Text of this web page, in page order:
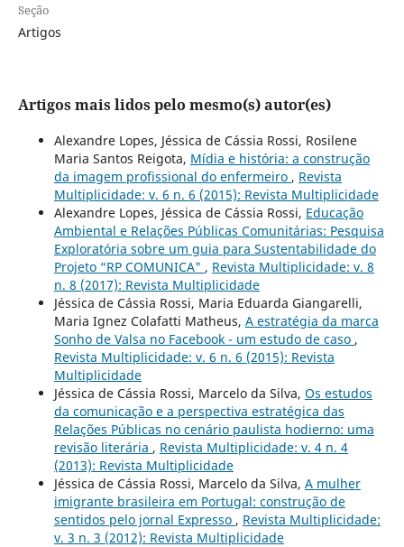
Seção
Artigos
Artigos mais lidos pelo mesmo(s) autor(es)
Alexandre Lopes, Jéssica de Cássia Rossi, Rosilene
Maria Santos Reigota, Mídia e história: a construção
da imagem profissional do enfermeiro , Revista
Multiplicidade: v. 6 n. 6 (2015): Revista Multiplicidade
Alexandre Lopes, Jéssica de Cássia Rossi, Educação
Ambiental e Relações Públicas Comunitárias: Pesquisa
Exploratória sobre um guia para Sustentabilidade do
Projeto “RP COMUNICA" , Revista Multiplicidade: v. 8
n. 8 (2017): Revista Multiplicidade
Jéssica de Cássia Rossi, Maria Eduarda Giangarelli,
Maria Ignez Colafatti Matheus, A estratégia da marca
Sonho de Valsa no Facebook - um estudo de caso ,
Revista Multiplicidade: v. 6 n. 6 (2015): Revista
Multiplicidade
Jéssica de Cássia Rossi, Marcelo da Silva, Os estudos
da comunicação e a perspectiva estratégica das
Relações Públicas no cenário paulista hodierno: uma
revisão literária , Revista Multiplicidade: v. 4 n. 4
(2013): Revista Multiplicidade
Jéssica de Cássia Rossi, Marcelo da Silva, A mulher
imigrante brasileira em Portugal: construção de
sentidos pelo jornal Expresso , Revista Multiplicidade:
v. 3 n. 3 (2012): Revista Multiplicidade